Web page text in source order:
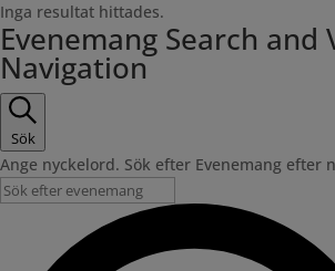
Inga resultat hittades.
Evenemang Search and
Navigation
Sök
Ange nyckelord. Sök efter Evenemang efter